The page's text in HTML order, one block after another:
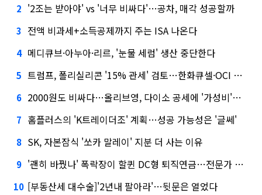
2 '2조는 받아야' vs '너무 비싸다'…공차, 매각 성공할까
3 전액 비과세+소득공제까지 주는 ISA 나온다
4 메디큐브·아누아·리르, '눈물 세럼' 생산 중단한다
5 트럼프, 폴리실리콘 '15% 관세' 검토…한화큐셀·OCI 영향은?
6 2000원도 비싸다…올리브영, 다이소 공세에 '가성비'로 맞불
7 홈플러스의 'K트레이더조' 계획…성공 가능성은 '글쎄'
8 SK, 자본잠식 '쏘카 말레이' 지분 더 사는 이유
9 '괜히 바꿨나' 폭락장이 할퀸 DC형 퇴직연금…전문가 조언은
10 [부동산세 대수술]'2년내 팔아라'…뒷문은 열었다